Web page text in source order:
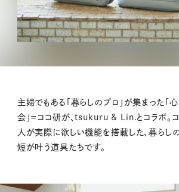
主婦でもある「暮らしのプロ」が集まった「
会」＝ココ研が、tsukuru & Lin.とコラボ。
人が実際に欲しい機能を搭載した、暮らし
短が叶う道具たちです。